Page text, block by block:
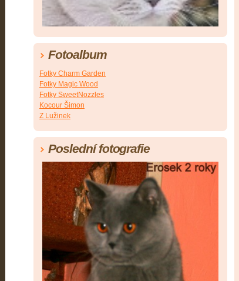
Fotoalbum
Fotky Charm Garden
Fotky Magic Wood
Fotky SweetNozzles
Kocour Šimon
Z Lužinek
Poslední fotografie